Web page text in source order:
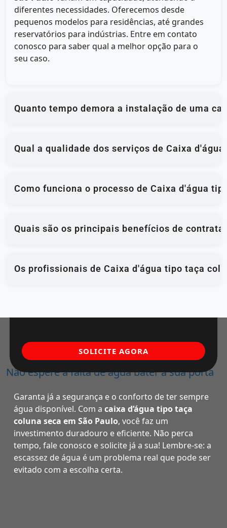
diferentes necessidades. Oferecemos desde
pequenos modelos para residências, até grandes
reservatórios para indústrias. Entre em contato
conosco para saber qual a melhor opção para o
seu caso.
Quanto tempo demora a instalação de uma
Qual a qualidade dos serviços de Caixa
Como funciona o processo de Caixa d'água
Quais são os principais benefícios de
Os profissionais de Caixa d'água tipo taça
Não espere a falta de água bater à sua porta
Garanta já a segurança e o conforto de ter sempre
água disponível. Com a caixa d’água tipo taça
coluna seca em São Paulo, você faz um
investimento duradouro e eficiente. Não perca
tempo, fale conosco e solicite já a sua! Lembre-se: a
escassez de água é um problema real que pode ser
evitado com a escolha certa.
SOLICITE AGORA